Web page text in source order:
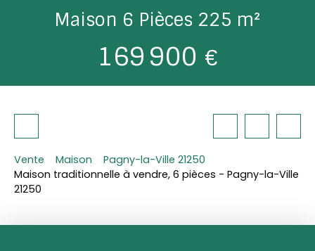
Maison 6 Pièces 225 m²
169 900 €
Vente Maison
Pagny-la-Ville 21250
Maison traditionnelle à vendre, 6 pièces - Pagny-la-Ville
21250